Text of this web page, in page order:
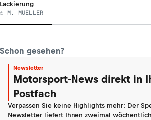
Lackierung
© M. MUELLER
Schon gesehen?
Newsletter
Motorsport-News direkt in
Postfach
Verpassen Sie keine Highlights mehr: Der
Newsletter liefert Ihnen zweimal